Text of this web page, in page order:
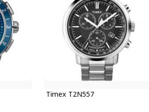
Timex T2N557